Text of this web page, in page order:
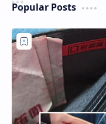
Popular Posts